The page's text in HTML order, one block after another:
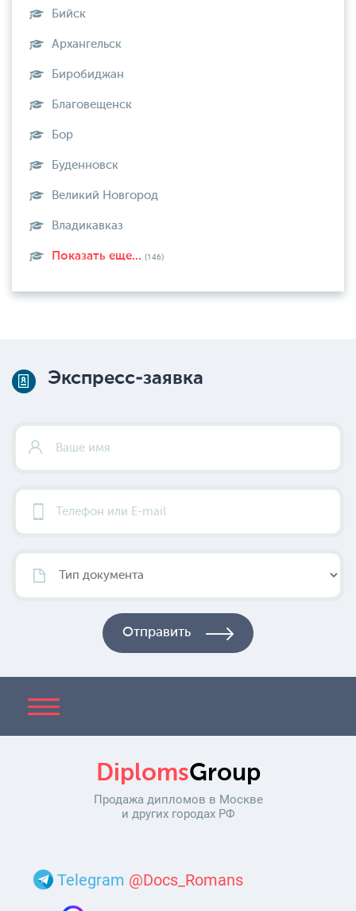
Бийск
Архангельск
Биробиджан
Благовещенск
Бор
Буденновск
Великий Новгород
Владикавказ
Показать еще... (146)
Экспресс-заявка
DiplomsGroup
Продажа дипломов в Москве
и других городах РФ
Telegram @Docs_Romans